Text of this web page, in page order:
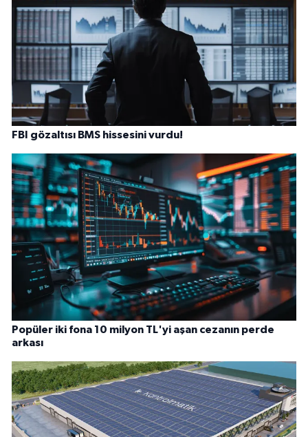
FBI gözaltısı BMS hissesini vurdu!
Popüler iki fona 10 milyon TL'yi aşan cezanın perde
arkası